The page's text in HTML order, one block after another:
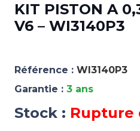
KIT PISTON A
V6 – WI3140P3
Référence : WI3140P3
Garantie : 3 ans
Stock : Rupture